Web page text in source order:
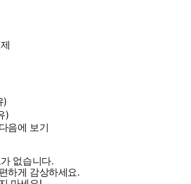
)
)
음에 보기
없습니다.
하게 감상하세요.